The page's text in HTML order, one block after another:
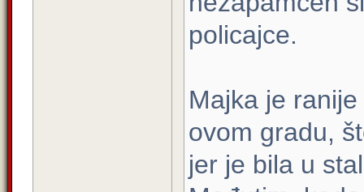
policajce.
Majka je
ovom gradu,
jer je bila u